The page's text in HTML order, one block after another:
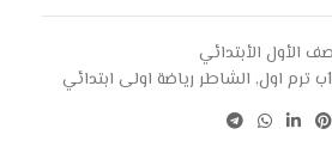
الأول الأبتدائي
, الشاطر رياضة اولى ابتدائي